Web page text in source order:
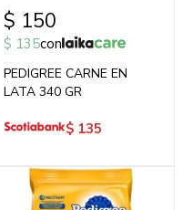
$ 150
$ 135con
PEDIGREE CARNE EN
LATA 340 GR
$ 135